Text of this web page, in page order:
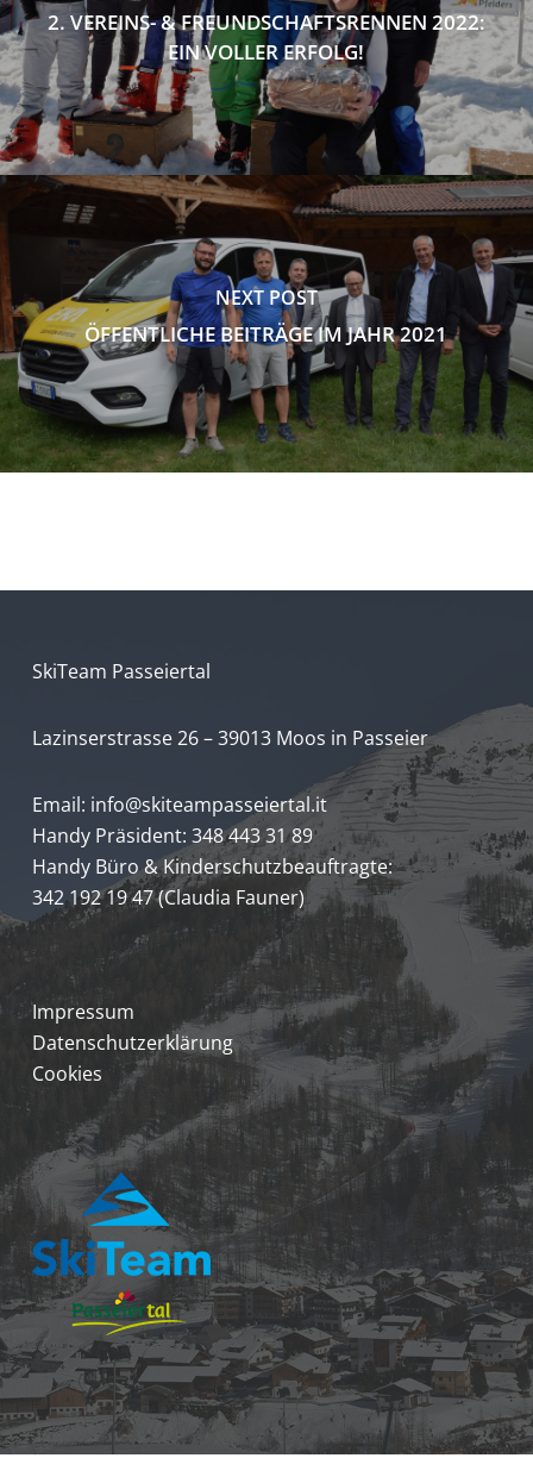
2. VEREINS- & FREUNDSCHAFTSRENNEN 2022:
EIN VOLLER ERFOLG!
NEXT POST
ÖFFENTLICHE BEITRÄGE IM JAHR 2021
SkiTeam Passeiertal
Lazinserstrasse 26 – 39013 Moos in Passeier
Email: info@skiteampasseiertal.it
Handy Präsident: 348 443 31 89
Handy Büro & Kinderschutzbeauftragte:
342 192 19 47 (Claudia Fauner)
Impressum
Datenschutzerklärung
Cookies